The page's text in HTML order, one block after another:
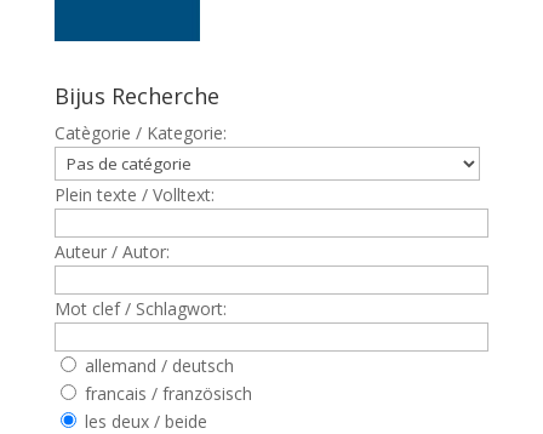
Bijus Recherche
Catègorie / Kategorie:
Plein texte / Volltext:
Auteur / Autor:
Mot clef / Schlagwort:
allemand / deutsch
francais / französisch
les deux / beide